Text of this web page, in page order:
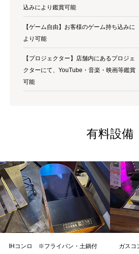
込みにより鑑賞可能
【ゲーム自由】お客様のゲーム持ち込みに
より可能
【プロジェクター】店舗内にあるプロジェ
クターにて、YouTube・音楽・映画等鑑賞
可能
有料設備
IHコンロ ※フライパン・土鍋付
ガス